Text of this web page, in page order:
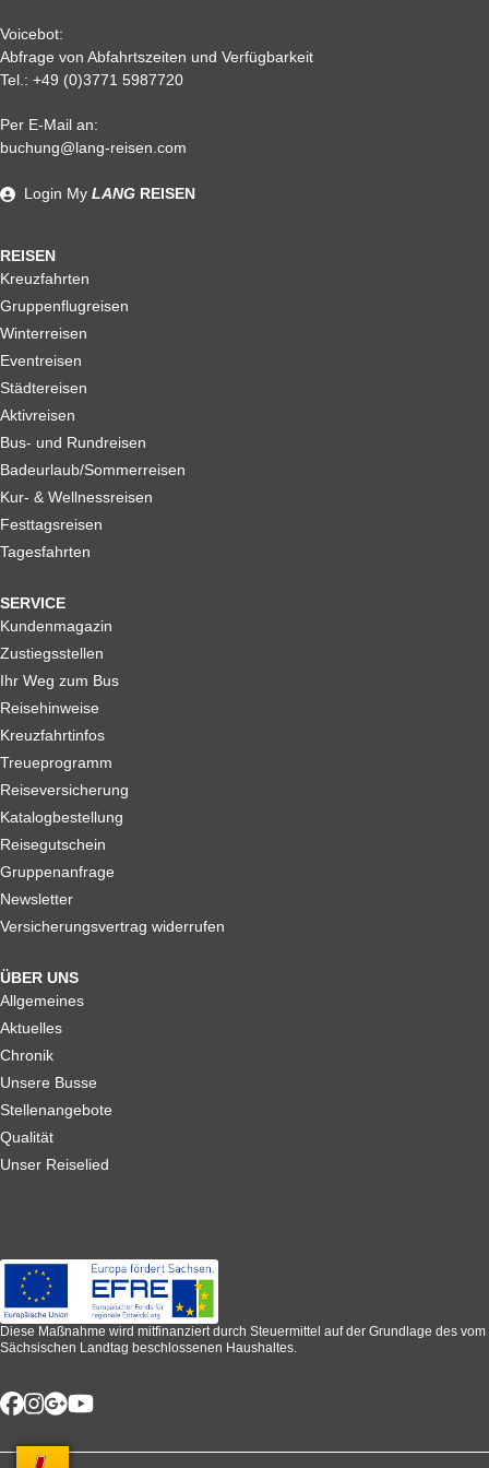
Alle weiteren Stronierungsbedingungen entnehmen Sie bitte
unseren AGB. Wir empfehlen Ihnen den Abschluss einer
Reiserücktrittskostenversicherung
Voicebot:
Abfrage von Abfahrtszeiten und Verfügbarkeit
Tel.: +49 (0)3771 5987720
Per E-Mail an:
buchung@lang-reisen.com
REISEN
Kreuzfahrten
Gruppenflugreisen
Winterreisen
Eventreisen
Städtereisen
Aktivreisen
Bus- und Rundreisen
Badeurlaub/Sommerreisen
Kur- & Wellnessreisen
Festtagsreisen
Tagesfahrten
SERVICE
Kundenmagazin
Zustiegsstellen
Ihr Weg zum Bus
Reisehinweise
Kreuzfahrtinfos
Treueprogramm
Reiseversicherung
Katalogbestellung
Reisegutschein
Gruppenanfrage
Newsletter
Versicherungsvertrag widerrufen
ÜBER UNS
Allgemeines
Aktuelles
Chronik
Unsere Busse
Stellenangebote
Qualität
Unser Reiselied
Login My LANG REISEN
Diese Maßnahme wird mitfinanziert durch Steuermittel auf der Grundlage des vom
Sächsischen Landtag beschlossenen Haushaltes.